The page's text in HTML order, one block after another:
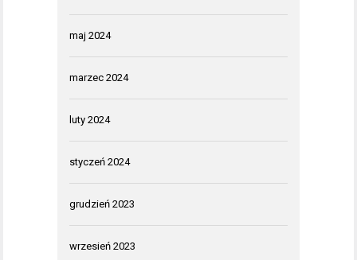
maj 2024
marzec 2024
luty 2024
styczeń 2024
grudzień 2023
wrzesień 2023